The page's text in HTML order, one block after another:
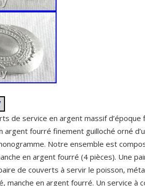
de service en argent massif d’époque
argent fourré finement guilloché orné
Notre ensemble est
en argent fourré (4 pièces). Une
de couverts à servir le poisson,
manche en argent fourré. Un service à